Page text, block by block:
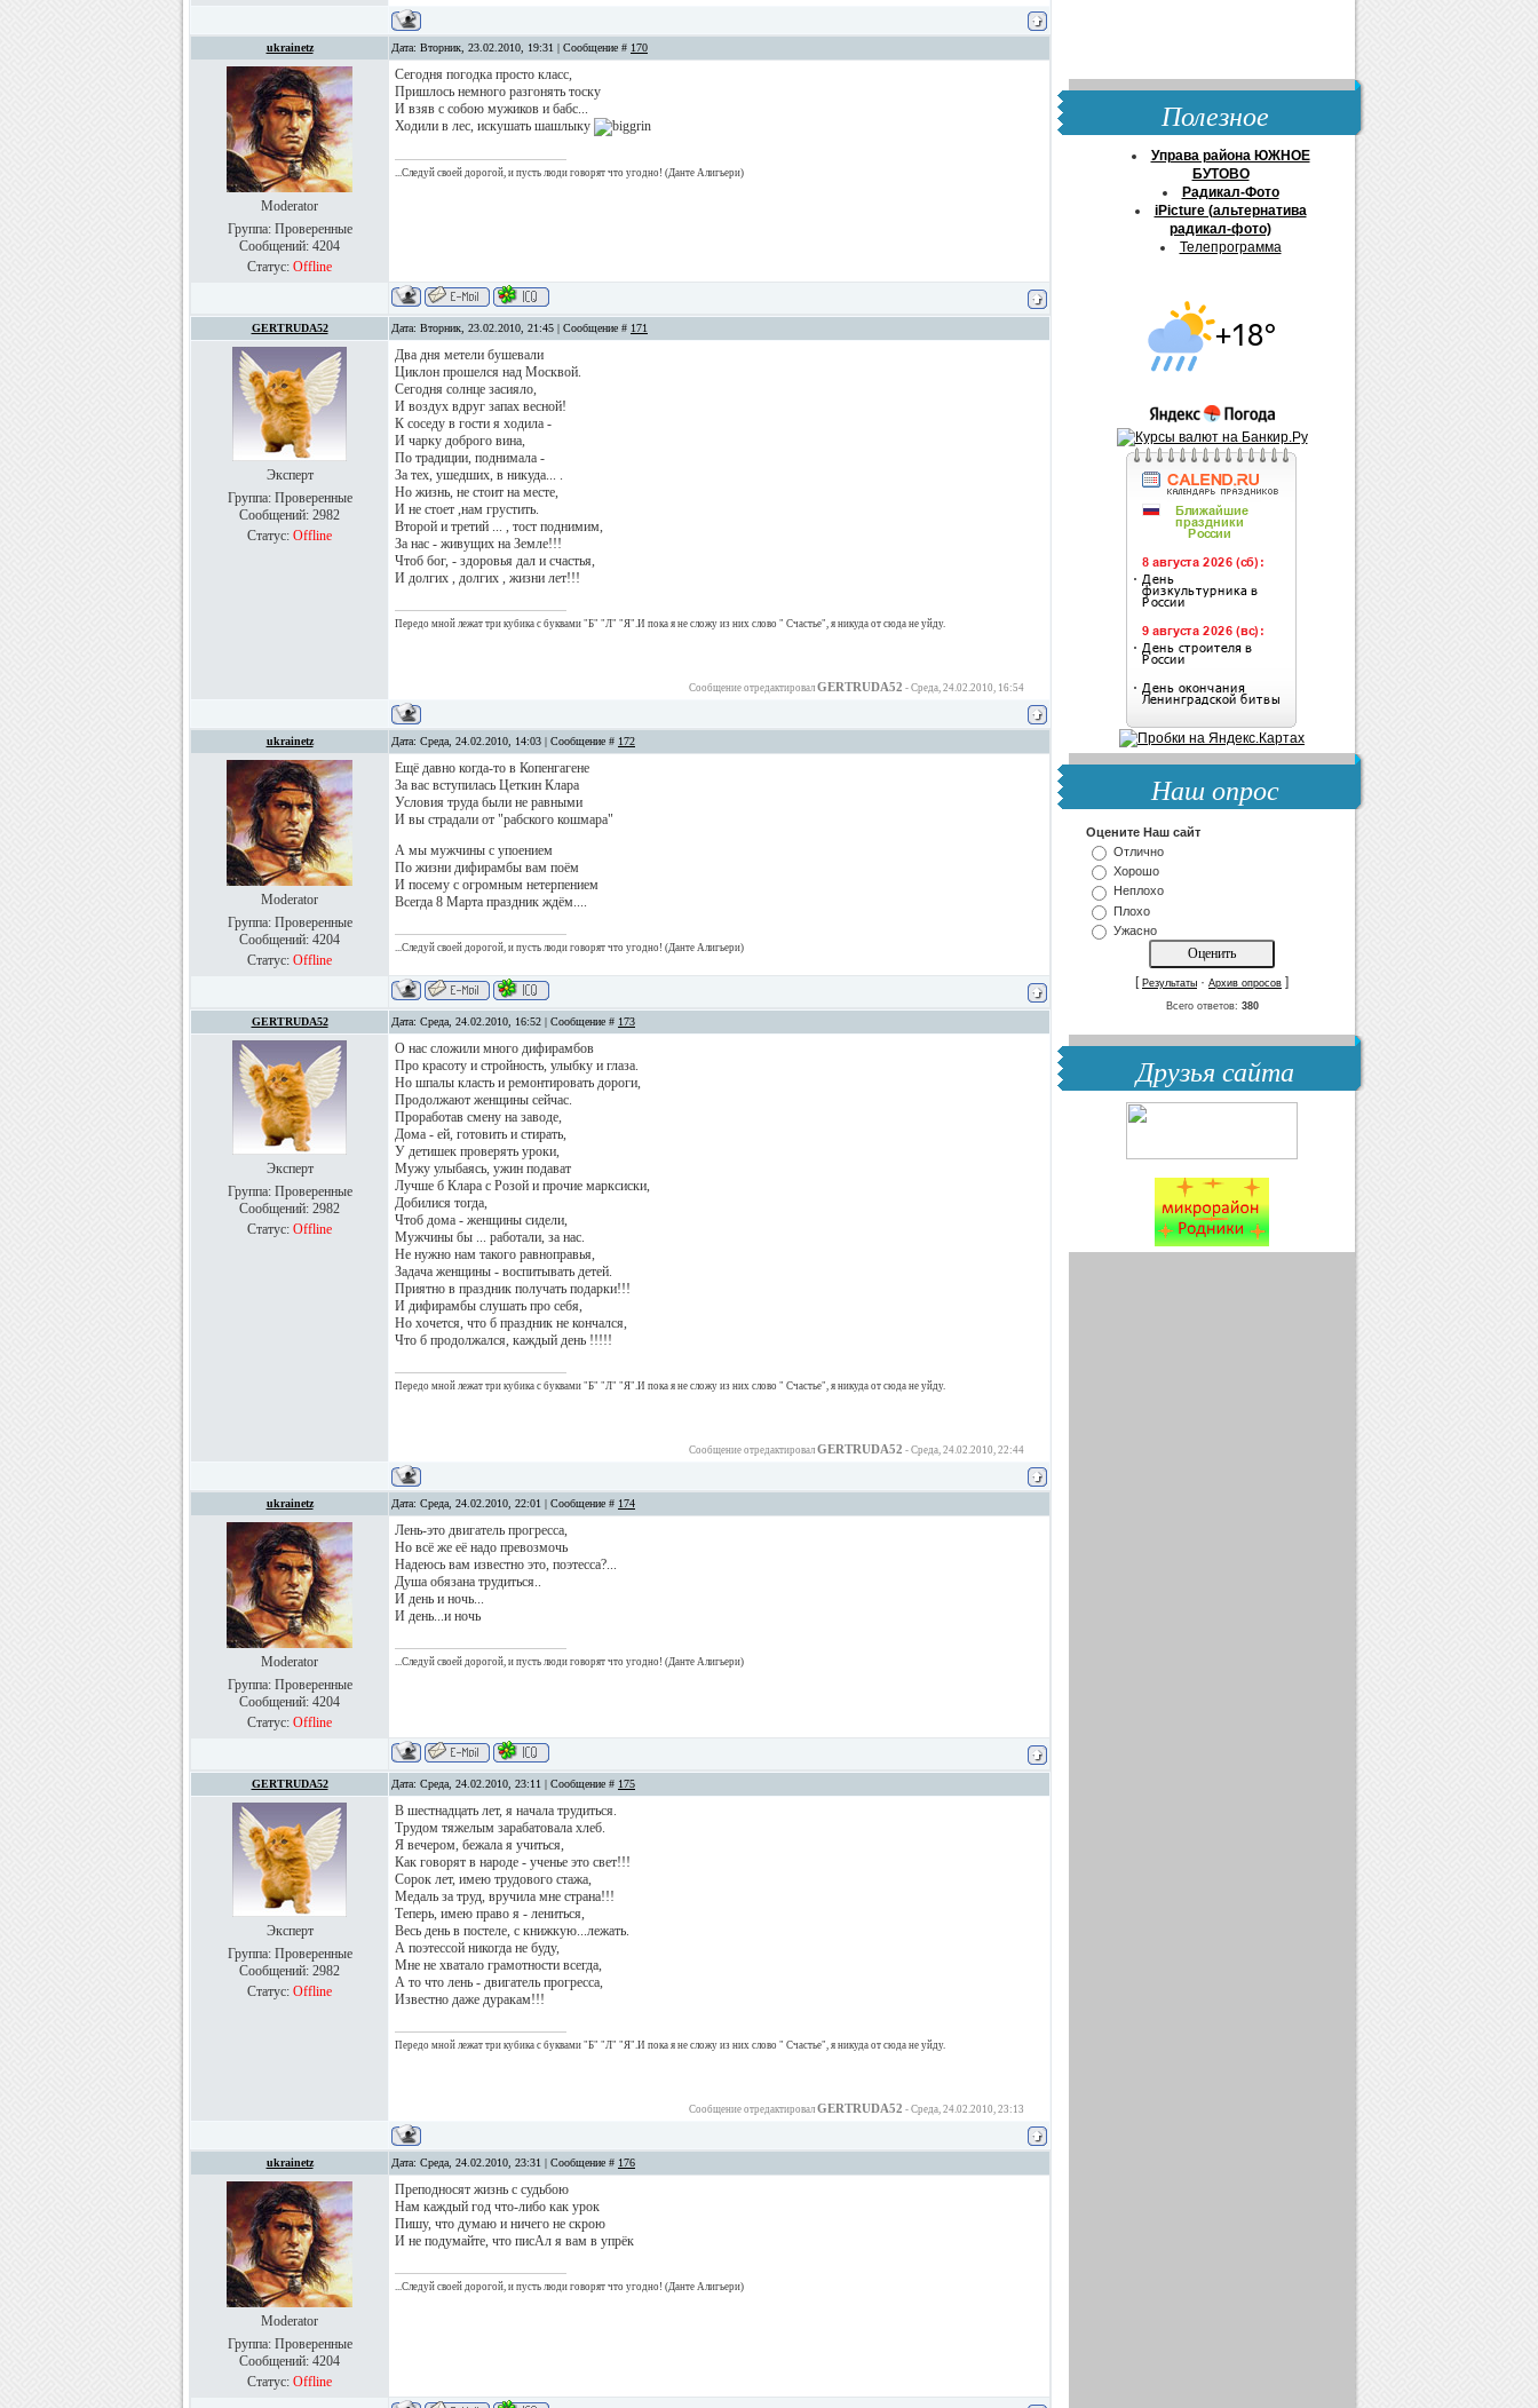
ukrainetz Дата: Вторник, 23.02.2010, 19:31 | Сообщение # 170
Moderator
Группа: Проверенные
Сообщений: 4204
Статус: Offline
Сегодня погодка просто класс,
Пришлось немного разгонять тоску
И взяв с собою мужиков и бабс...
Ходили в лес, искушать шашлыку
...Следуй своей дорогой, и пусть люди говорят что угодно! (Данте Алигьери)
GERTRUDA52 Дата: Вторник, 23.02.2010, 21:45 | Сообщение # 171
Эксперт
Группа: Проверенные
Сообщений: 2982
Статус: Offline
Два дня метели бушевали
Циклон прошелся над Москвой.
Сегодня солнце засияло,
И воздух вдруг запах весной!
К соседу в гости я ходила -
И чарку доброго вина,
По традиции, поднимала -
За тех, ушедших, в никуда... .
Но жизнь, не стоит на месте,
И не стоет ,нам грустить.
Второй и третий ... , тост поднимим,
За нас - живущих на Земле!!!
Чтоб бог, - здоровья дал и счастья,
И долгих , долгих , жизни лет!!!
Передо мной лежат три кубика с буквами "Б" "Л" "Я".И пока я не сложу из них слово " Счастье", я никуда от сюда не уйду.
Сообщение отредактировал GERTRUDA52 - Среда, 24.02.2010, 16:54
ukrainetz Дата: Среда, 24.02.2010, 14:03 | Сообщение # 172
Moderator
Группа: Проверенные
Сообщений: 4204
Статус: Offline
Ещё давно когда-то в Копенгагене
За вас вступилась Цеткин Клара
Условия труда были не равными
И вы страдали от "рабского кошмара"
А мы мужчины с упоением
По жизни дифирамбы вам поём
И посему с огромным нетерпением
Всегда 8 Марта праздник ждём....
...Следуй своей дорогой, и пусть люди говорят что угодно! (Данте Алигьери)
GERTRUDA52 Дата: Среда, 24.02.2010, 16:52 | Сообщение # 173
Эксперт
Группа: Проверенные
Сообщений: 2982
Статус: Offline
О нас сложили много дифирамбов
Про красоту и стройность, улыбку и глаза.
Но шпалы класть и ремонтировать дороги,
Продолжают женщины сейчас.
Проработав смену на заводе,
Дома - ей, готовить и стирать,
У детишек проверять уроки,
Мужу улыбаясь, ужин подават
Лучше б Клара с Розой и прочие марксиски,
Добилися тогда,
Чтоб дома - женщины сидели,
Мужчины бы ... работали, за нас.
Не нужно нам такого равноправья,
Задача женщины - воспитывать детей.
Приятно в праздник получать подарки!!!
И дифирамбы слушать про себя,
Но хочется, что б праздник не кончался,
Что б продолжался, каждый день !!!!!
Передо мной лежат три кубика с буквами "Б" "Л" "Я".И пока я не сложу из них слово " Счастье", я никуда от сюда не уйду.
Сообщение отредактировал GERTRUDA52 - Среда, 24.02.2010, 22:44
ukrainetz Дата: Среда, 24.02.2010, 22:01 | Сообщение # 174
Moderator
Группа: Проверенные
Сообщений: 4204
Статус: Offline
Лень-это двигатель прогресса,
Но всё же её надо превозмочь
Надеюсь вам известно это, поэтесса?...
Душа обязана трудиться..
И день и ночь...
И день...и ночь
...Следуй своей дорогой, и пусть люди говорят что угодно! (Данте Алигьери)
GERTRUDA52 Дата: Среда, 24.02.2010, 23:11 | Сообщение # 175
Эксперт
Группа: Проверенные
Сообщений: 2982
Статус: Offline
В шестнадцать лет, я начала трудиться.
Трудом тяжелым зарабатовала хлеб.
Я вечером, бежала я учиться,
Как говорят в народе - ученье это свет!!!
Сорок лет, имею трудового стажа,
Медаль за труд, вручила мне страна!!!
Теперь, имею право я - лениться,
Весь день в постеле, с книжкую...лежать.
А поэтессой никогда не буду,
Мне не хватало грамотности всегда,
А то что лень - двигатель прогресса,
Известно даже дуракам!!!
Передо мной лежат три кубика с буквами "Б" "Л" "Я".И пока я не сложу из них слово " Счастье", я никуда от сюда не уйду.
Сообщение отредактировал GERTRUDA52 - Среда, 24.02.2010, 23:13
ukrainetz Дата: Среда, 24.02.2010, 23:31 | Сообщение # 176
Moderator
Группа: Проверенные
Сообщений: 4204
Статус: Offline
Преподносят жизнь с судьбою
Нам каждый год что-либо как урок
Пишу, что думаю и ничего не скрою
И не подумайте, что писАл я вам в упрёк
...Следуй своей дорогой, и пусть люди говорят что угодно! (Данте Алигьери)
Полезное
Управа района ЮЖНОЕ
БУТОВО
Радикал-Фото
iPicture (альтернатива
радикал-фото)
Телепрограмма
Наш опрос
Оцените Наш сайт
Отлично
Хорошо
Неплохо
Плохо
Ужасно
[ Результаты · Архив опросов ]
Всего ответов: 380
Друзья сайта